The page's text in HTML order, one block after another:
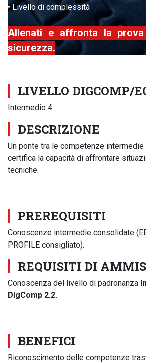
• Livello di complessità
Allenati e affronta la
sicurezza.
LIVELLO DIGCOMP/
Intermedio 4
DESCRIZIONE
Un ponte tra le competenze intermedie
certifica la capacità di affrontare
tecniche.
PREREQUISITI
Conoscenze intermedie consolidate
PROFILE consigliato).
REQUISITI DI
Conoscenza del livello di padronanza
DigComp 2.2.
BENEFICI
Riconoscimento delle competenze